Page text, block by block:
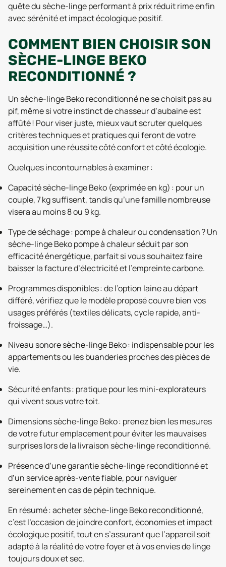
quête du sèche-linge performant à prix réduit rime enfin
avec sérénité et impact écologique positif.
COMMENT BIEN CHOISIR SON
SÈCHE-LINGE BEKO
RECONDITIONNÉ ?
Un sèche-linge Beko reconditionné ne se choisit pas au
pif, même si votre instinct de chasseur d’aubaine est
affûté ! Pour viser juste, mieux vaut scruter quelques
critères techniques et pratiques qui feront de votre
acquisition une réussite côté confort et côté écologie.
Quelques incontournables à examiner :
Capacité sèche-linge Beko (exprimée en kg) : pour un
couple, 7 kg suffisent, tandis qu’une famille nombreuse
visera au moins 8 ou 9 kg.
Type de séchage : pompe à chaleur ou condensation ? Un
sèche-linge Beko pompe à chaleur séduit par son
efficacité énergétique, parfait si vous souhaitez faire
baisser la facture d’électricité et l’empreinte carbone.
Programmes disponibles : de l’option laine au départ
différé, vérifiez que le modèle proposé couvre bien vos
usages préférés (textiles délicats, cycle rapide, anti-
froissage…).
Niveau sonore sèche-linge Beko : indispensable pour les
appartements ou les buanderies proches des pièces de
vie.
Sécurité enfants : pratique pour les mini-explorateurs
qui vivent sous votre toit.
Dimensions sèche-linge Beko : prenez bien les mesures
de votre futur emplacement pour éviter les mauvaises
surprises lors de la livraison sèche-linge reconditionné.
Présence d’une garantie sèche-linge reconditionné et
d’un service après-vente fiable, pour naviguer
sereinement en cas de pépin technique.
En résumé : acheter sèche-linge Beko reconditionné,
c’est l’occasion de joindre confort, économies et impact
écologique positif, tout en s’assurant que l’appareil soit
adapté à la réalité de votre foyer et à vos envies de linge
toujours doux et sec.